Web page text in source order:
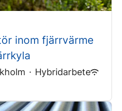
inom fjärrvärme
· Hybridarbete